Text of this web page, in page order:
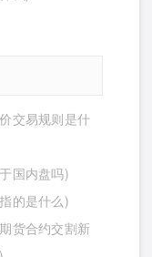
交易规则是什
国内盘吗)
的是什么)
货合约交割新